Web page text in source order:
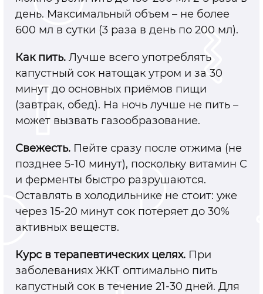
день. Максимальный объем – не более
600 мл в сутки (3 раза в день по 200 мл).
Как пить. Лучше всего употреблять
капустный сок натощак утром и за 30
минут до основных приёмов пищи
(завтрак, обед). На ночь лучше не пить –
может вызвать газообразование.
Свежесть. Пейте сразу после отжима (не
позднее 5-10 минут), поскольку витамин C
и ферменты быстро разрушаются.
Оставлять в холодильнике не стоит: уже
через 15-20 минут сок потеряет до 30%
активных веществ.
Курс в терапевтических целях. При
заболеваниях ЖКТ оптимально пить
капустный сок в течение 21-30 дней. Для